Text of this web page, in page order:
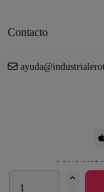
Contacto
© 2012-2025